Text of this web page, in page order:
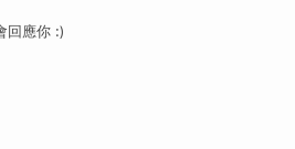
回應你 :)